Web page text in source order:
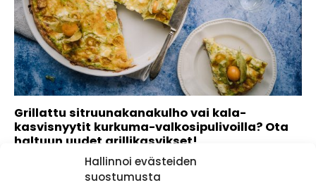
Hallinnoi evästeiden
suostumusta
Grillattu sitruunakanakulho vai kala-
kasvisnyytit kurkuma-valkosipulivoilla? Ota
haltuun uudet grillikasvikset!
Kaupallinen yhteistyö: Apetit Kevät tekee tuloaan ja aurinko
lämmittää päivä päivältä enemmän. Hanget hupenevat...